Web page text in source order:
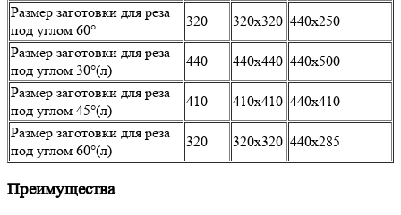
Размер заготовки для реза
под углом 60°
320 320х320 440х250
Размер заготовки для реза
под углом 30°(л)
440 440х440 440х500
Размер заготовки для реза
под углом 45°(л)
410 410х410 440х410
Размер заготовки для реза
под углом 60°(л)
320 320х320 440х285
Преимущества